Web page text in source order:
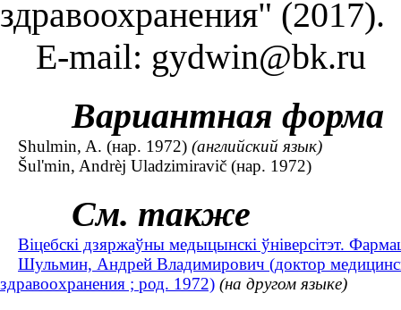
здравоохранения" (2017).
E-mail: gydwin@bk.ru
Вариантная форма
Shulmin, A. (нар. 1972) (английский язык)
Šul'min, Andrèj Uladzimiravič (нар. 1972)
См. также
Віцебскі дзяржаўны медыцынскі ўніверсітэт.
Шульмин, Андрей Владимирович (доктор
здравоохранения ; род. 1972) (на другом языке)